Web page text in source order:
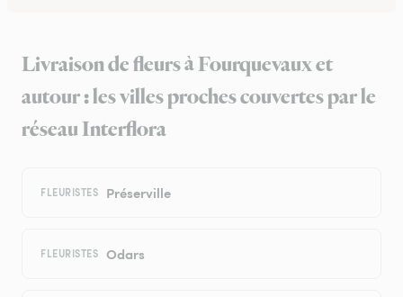
Livraison de fleurs à Fourquevaux et
autour : les villes proches couvertes par le
réseau Interflora
FLEURISTES Préserville
FLEURISTES Odars